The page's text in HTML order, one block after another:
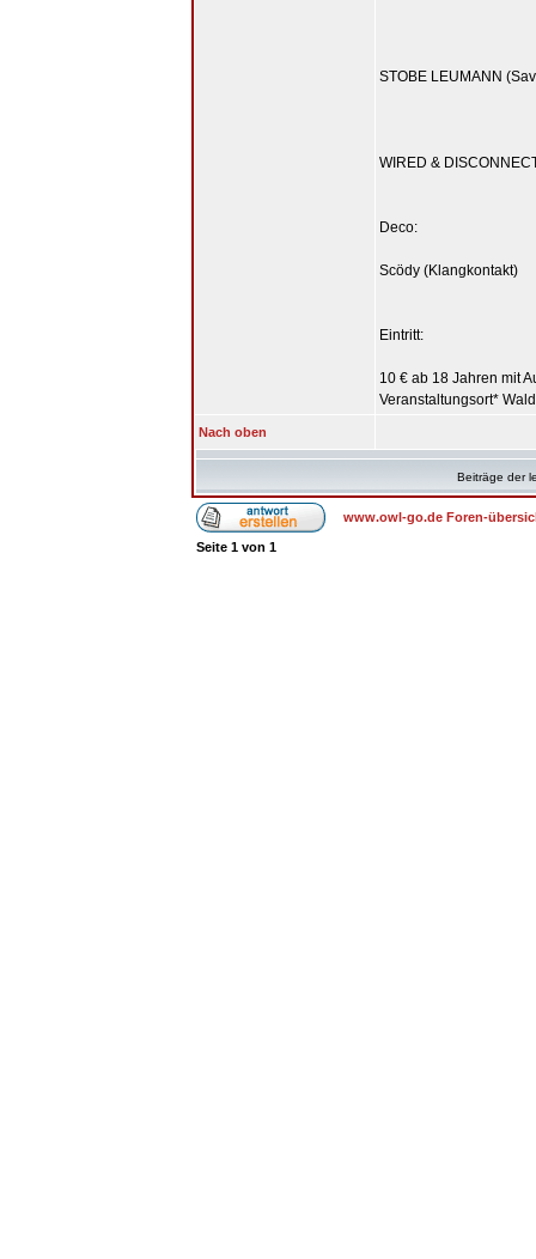
STOBE LEUMANN
WIRED &
Deco:
Scödy (Klangkontakt)
Eintritt:
10 € ab 18 Jahren mit
Veranstaltungsort*
Nach oben
Beiträge der
www.owl-go.de Foren-
Seite 1 von 1